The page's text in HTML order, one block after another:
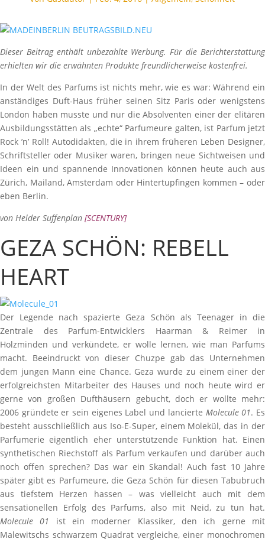
Dieser Beitrag enthält unbezahlte Werbung. Für die Berichterstattung
erhielten wir die erwähnten Produkte freundlicherweise kostenfrei.
In der Welt des Parfums ist nichts mehr, wie es war: Während ein
anständiges Duft-Haus früher seinen Sitz Paris oder wenigstens
London haben musste und nur die Absolventen einer der elitären
Ausbildungsstätten als „echte“ Parfumeure galten, ist Parfum jetzt
Rock ’n’ Roll! Autodidakten, die in ihrem früheren Leben Designer,
Schriftsteller oder Musiker waren, bringen neue Sichtweisen und
Ideen ein und spannende Innovationen können heute auch aus
Zürich, Mailand, Amsterdam oder Hintertupfingen kommen – oder
eben Berlin.
von Helder Suffenplan [SCENTURY]
GEZA SCHÖN: REBELL
HEART
Der Legende nach spazierte Geza Schön als Teenager in die
Zentrale des Parfum-Entwicklers Haarman & Reimer in
Holzminden und verkündete, er wolle lernen, wie man Parfums
macht. Beeindruckt von dieser Chuzpe gab das Unternehmen
dem jungen Mann eine Chance. Geza wurde zu einem einer der
erfolgreichsten Mitarbeiter des Hauses und noch heute wird er
gerne von großen Dufthäusern gebucht, doch er wollte mehr:
2006 gründete er sein eigenes Label und lancierte Molecule 01. Es
besteht ausschließlich aus Iso-E-Super, einem Molekül, das in der
Parfumerie eigentlich eher unterstützende Funktion hat. Einen
synthetischen Riechstoff als Parfum verkaufen und darüber auch
noch offen sprechen? Das war ein Skandal! Auch fast 10 Jahre
später gibt es Parfumeure, die Geza Schön für diesen Tabubruch
aus tiefstem Herzen hassen – was vielleicht auch mit dem
sensationellen Erfolg des Parfums, also mit Neid, zu tun hat.
Molecule 01
ist ein moderner Klassiker, den ich gerne mit
Malewitschs schwarzem Quadrat vergleiche, einer monochromen